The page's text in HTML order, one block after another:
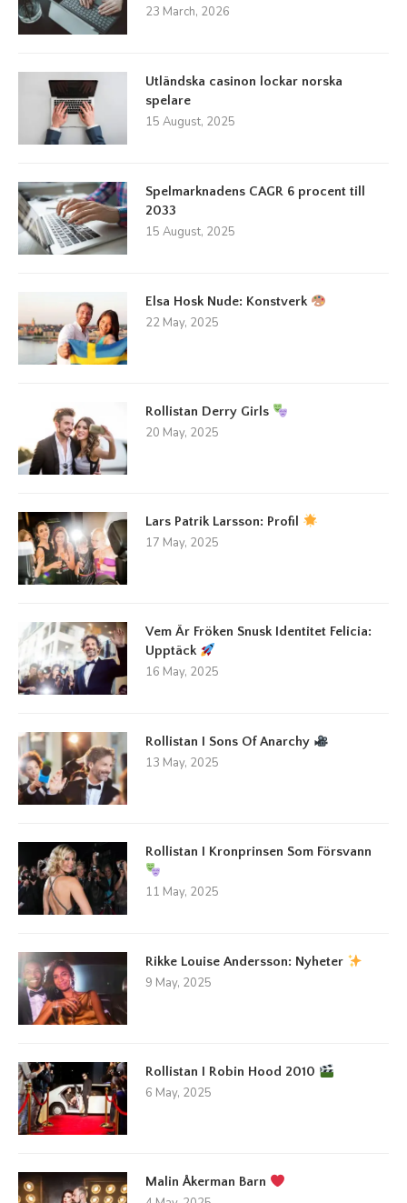
23 March, 2026
Utländska casinon lockar norska
spelare
15 August, 2025
Spelmarknadens CAGR 6 procent till
2033
15 August, 2025
Elsa Hosk Nude: Konstverk
22 May, 2025
Rollistan Derry Girls
20 May, 2025
Lars Patrik Larsson: Profil
17 May, 2025
Vem Är Fröken Snusk Identitet Felicia:
Upptäck
16 May, 2025
Rollistan I Sons Of Anarchy
13 May, 2025
Rollistan I Kronprinsen Som Försvann
11 May, 2025
Rikke Louise Andersson: Nyheter
9 May, 2025
Rollistan I Robin Hood 2010
6 May, 2025
Malin Åkerman Barn